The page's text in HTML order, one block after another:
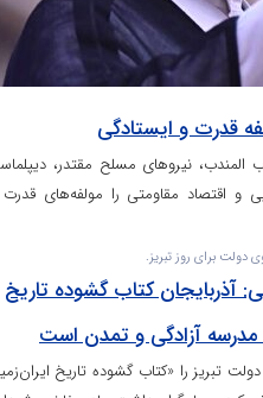
مسلح مقتدر، دیپلماسی
را مولفه‌های قدرت و
کتاب گشوده تاریخ
و تمدن است
گشوده تاریخ ایران‌زمین